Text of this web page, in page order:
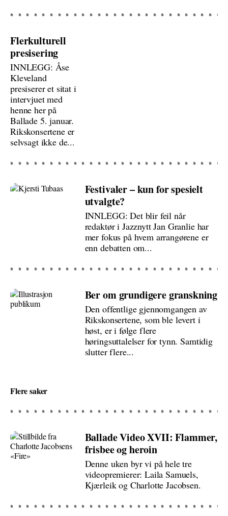
Flerkulturell
presisering
INNLEGG: Åse
Kleveland
presiserer et sitat i
intervjuet med
henne her på
Ballade 5. januar.
Rikskonsertene er
selvsagt ikke de...
Festivaler – kun for spesielt
utvalgte?
INNLEGG: Det blir feil når
redaktør i Jazznytt Jan Granlie har
mer fokus på hvem arrangørene er
enn debatten om...
Ber om grundigere granskning
Den offentlige gjennomgangen av
Rikskonsertene, som ble levert i
høst, er i følge flere
høringsuttalelser for tynn. Samtidig
slutter flere...
Flere saker
Ballade Video XVII: Flammer,
frisbee og heroin
Denne uken byr vi på hele tre
videopremierer: Laila Samuels,
Kjærleik og Charlotte Jacobsen.